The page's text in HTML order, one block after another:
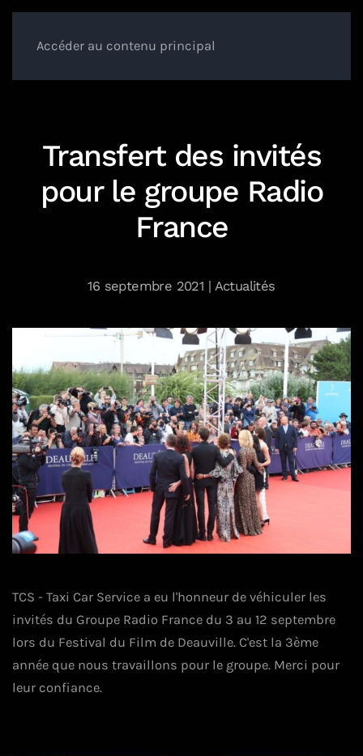
Accéder au contenu principal
Transfert des invités
pour le groupe Radio
France
16 septembre 2021 | Actualités
TCS - Taxi Car Service a eu l'honneur de véhiculer les
invités du Groupe Radio France du 3 au 12 septembre
lors du Festival du Film de Deauville. C'est la 3ème
année que nous travaillons pour le groupe. Merci pour
leur confiance.